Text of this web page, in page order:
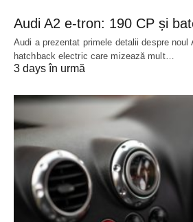
Audi A2 e-tron: 190 CP și
Audi a prezentat primele detalii despre noul
hatchback electric care mizează mult…
3 days în urmă